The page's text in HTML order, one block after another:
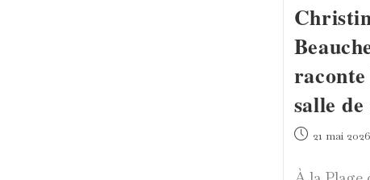
salle
Publication
21 mai 2026